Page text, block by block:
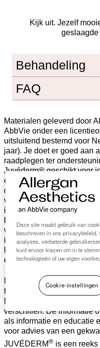
Kijk uit. Jezelf
geslaagde
Behandeling
FAQ
Materialen geleverd door
AbbVie onder een
uitsluitend bestemd voor
jaar). Je doet er goed aan
raadplegen ter
Juvéderm® geschikt voor
een volledige lijst van
dienen te worden gemeld
via:
informatie over Juvéderm®
behandeld met
verschillen. Afbeeldingen
illustratie. © 2023 AbbVie.
handelsmerken zijn het
eigenaren.
Modellen zijn behandeld
fillers. Beelden zijn ter
Mauricio DeMaio.
verschillen. De informatie
als informatie en educatie
voor advies van een
JUVÉDERM® is een
Deze site maakt gebruik van
beschreven in ons privacybeleid,
analyses, verbeterde
kunt ervoor kiezen om in te
technologieën of uw eigen
Cookie-instellingen